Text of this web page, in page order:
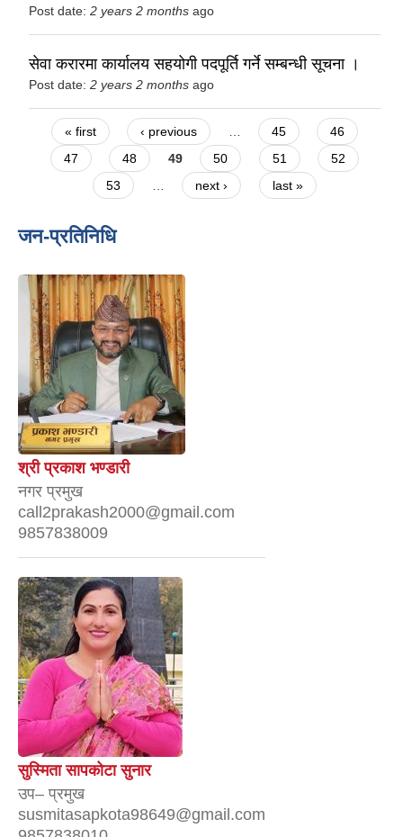
Post date: 2 years 2 months ago
सेवा करारमा कार्यालय सहयोगी पदपूर्ति गर्ने सम्बन्धी सूचना ।
Post date: 2 years 2 months ago
Pages
« first ‹ previous … 45
46
47
48 49 50 51
52
53
… next › last »
जन-प्रतिनिधि
श्री प्रकाश भण्डारी
नगर प्रमुख
call2prakash2000@gmail.com
9857838009
सुस्मिता सापकोटा सुनार
उप– प्रमुख
susmitasapkota98649@gmail.com